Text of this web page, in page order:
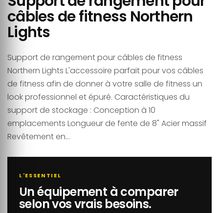
câbles de fitness Northern
Lights
Support de rangement pour câbles de fitness
Northern Lights L'accessoire parfait pour vos câbles
de fitness afin de donner à votre salle de fitness un
look professionnel et épuré. Caractéristiques du
support de stockage : Conception à 10
emplacements Longueur de fente de 8" Acier massif
Revêtement en...
L'ESSENTIEL
Un équipement à comparer
selon vos vrais besoins.